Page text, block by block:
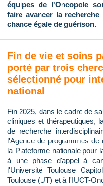
équipes de l'Oncopole
faire avancer la
chance égale de guérison.
Fin de vie et soins
porté par trois
sélectionné pour
national
Fin 2025, dans le cadre de
cliniques et thérapeutiques,
de recherche
l'Agence de programmes
la Plateforme nationale pour
à une phase d'appel à
l'Université Toulouse
Toulouse (UT) et à l'IUCT-